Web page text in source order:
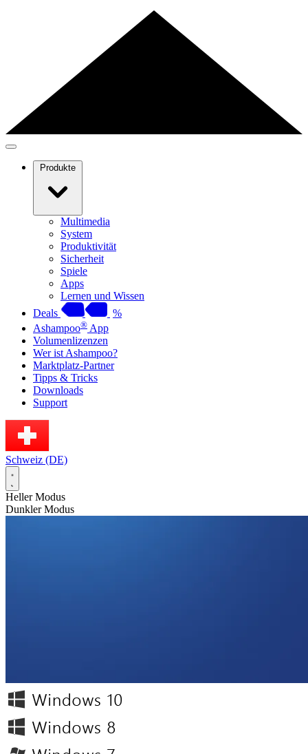
Produkte
Multimedia
System
Produktivität
Sicherheit
Spiele
Apps
Lernen und Wissen
Deals
%
Ashampoo® App
Volumenlizenzen
Wer ist Ashampoo?
Marktplatz-Partner
Tipps & Tricks
Downloads
Support
Schweiz (DE)
Heller Modus
Dunkler Modus